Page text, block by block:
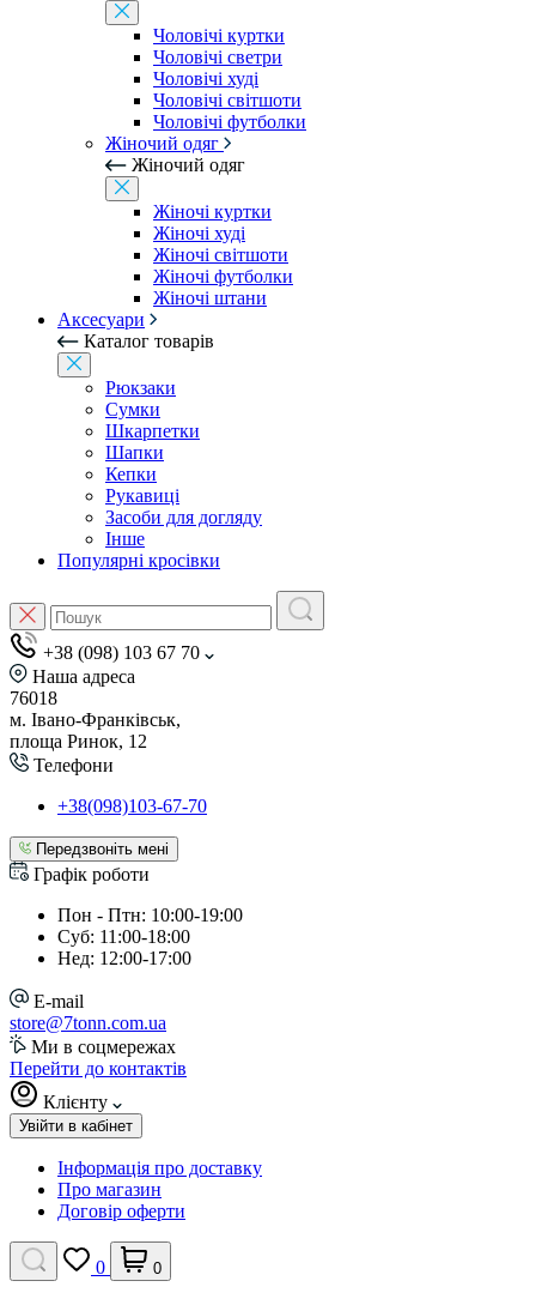
Чоловічі куртки
Чоловічі светри
Чоловічі худі
Чоловічі світшоти
Чоловічі футболки
Жіночий одяг
Жіночий одяг
Жіночі куртки
Жіночі худі
Жіночі світшоти
Жіночі футболки
Жіночі штани
Аксесуари
Каталог товарів
Рюкзаки
Сумки
Шкарпетки
Шапки
Кепки
Рукавиці
Засоби для догляду
Інше
Популярні кросівки
+38 (098) 103 67 70
Наша адреса
76018
м. Івано-Франківськ,
площа Ринок, 12
Телефони
+38(098)103-67-70
Передзвоніть мені
Графік роботи
Пон - Птн: 10:00-19:00
Суб: 11:00-18:00
Нед: 12:00-17:00
E-mail
store@7tonn.com.ua
Ми в соцмережах
Перейти до контактів
Клієнту
Увійти в кабінет
Інформація про доставку
Про магазин
Договір оферти
0 0